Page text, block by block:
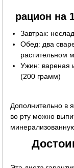
рацион на
Завтрак:
Обед: два
растительном
Ужин: вареная
(200 грамм)
Дополнительно в
во рту можно